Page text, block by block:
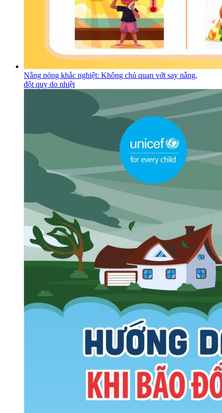
Nắng nóng khắc nghiệt: Không chủ quan với say nắng,
đột quỵ do nhiệt